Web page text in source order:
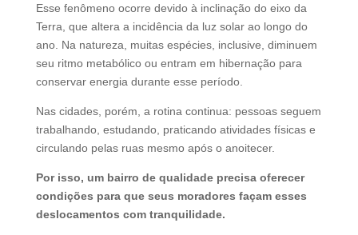
Esse fenômeno ocorre devido à inclinação do eixo da
Terra, que altera a incidência da luz solar ao longo do
ano. Na natureza, muitas espécies, inclusive, diminuem
seu ritmo metabólico ou entram em hibernação para
conservar energia durante esse período.
Nas cidades, porém, a rotina continua: pessoas seguem
trabalhando, estudando, praticando atividades físicas e
circulando pelas ruas mesmo após o anoitecer.
Por isso, um bairro de qualidade precisa oferecer
condições para que seus moradores façam esses
deslocamentos com tranquilidade.